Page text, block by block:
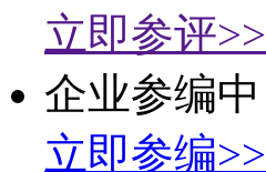
立即参评>>
企业参编中
立即参编>>